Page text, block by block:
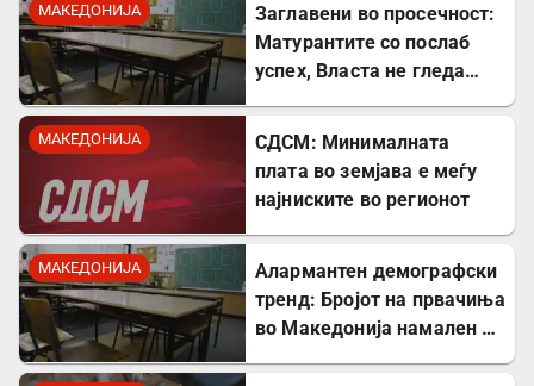
МАКЕДОНИЈА
Заглавени во просечност:
Матурантите со послаб
успех, Власта не гледа
МАКЕДОНИЈА
СДСМ: Минималната
плата во земјава е меѓу
најниските во регионот
МАКЕДОНИЈА
Алармантен демографски
тренд: Бројот на првачиња
во Македонија намален за